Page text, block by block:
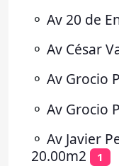
⚬ Av 20 de
⚬ Av César
⚬ Av Grocio
⚬ Av Grocio
⚬ Av Javier
20.00m2
1